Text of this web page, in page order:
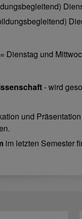
Dienstag und
- wird
und
im letzten Semester